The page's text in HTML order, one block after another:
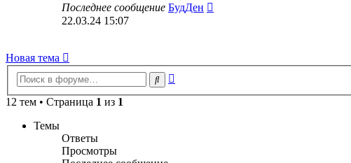
Последнее сообщение БудДен
22.03.24 15:07
Новая тема
Поиск
12 тем • Страница 1 из 1
Темы
Ответы
Просмотры